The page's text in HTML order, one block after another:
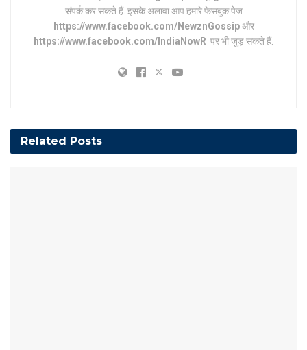
संपर्क कर सकते हैं. इसके अलावा आप हमारे फेसबुक पेज
https://www.facebook.com/NewznGossipऔर
https://www.facebook.com/IndiaNowR पर भी जुड़ सकते हैं.
Related Posts